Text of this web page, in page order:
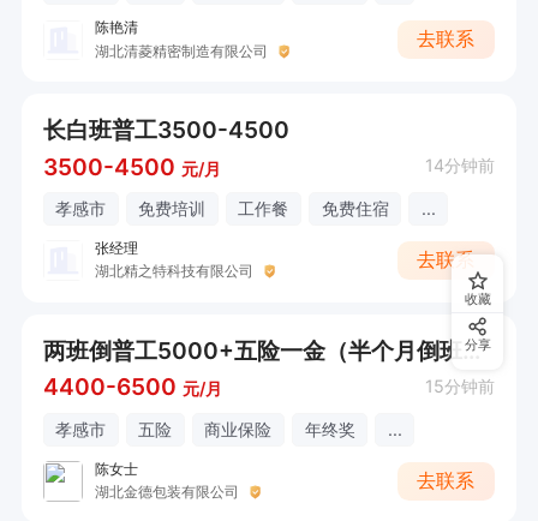
陈艳清
湖北清菱精密制造有限公司
去联系
长白班普工3500-4500
3500-4500 元/月 14分钟前
孝感市 免费培训 工作餐 免费住宿 ...
张经理
湖北精之特科技有限公司
去联系
两班倒普工5000+五险一金（半个月倒班一次）
4400-6500 元/月 15分钟前
孝感市 五险 商业保险 年终奖 ...
陈女士
湖北金德包装有限公司
去联系
收藏
分享